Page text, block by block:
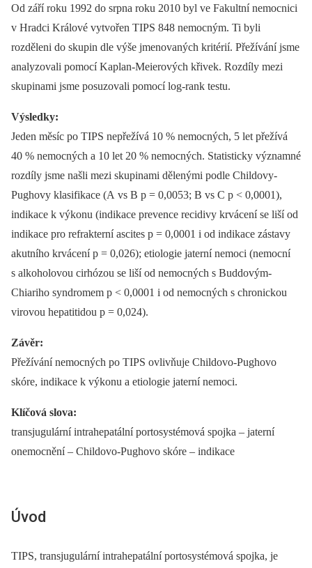
Od září roku 1992 do srpna roku 2010 byl ve Fakultní nemocnici
v Hradci Králové vytvořen TIPS 848 nemocným. Ti byli
rozděleni do skupin dle výše jmenovaných kritérií. Přežívání jsme
analyzovali pomocí Kaplan-Meierových křivek. Rozdíly mezi
skupinami jsme posuzovali pomocí log-rank testu.
Výsledky:
Jeden měsíc po TIPS nepřežívá 10 % nemocných, 5 let přežívá
40 % nemocných a 10 let 20 % nemocných. Statisticky významné
rozdíly jsme našli mezi skupinami dělenými podle Childovy-
Pughovy klasifikace (A vs B p = 0,0053; B vs C p < 0,0001),
indikace k výkonu (indikace prevence recidivy krvácení se liší od
indikace pro refrakterní ascites p = 0,0001 i od indikace zástavy
akutního krvácení p = 0,026); etiologie jaterní nemoci (nemocní
s alkoholovou cirhózou se liší od nemocných s Buddovým-
Chiariho syndromem p < 0,0001 i od nemocných s chronickou
virovou hepatitidou p = 0,024).
Závěr:
Přežívání nemocných po TIPS ovlivňuje Childovo-Pughovo
skóre, indikace k výkonu a etiologie jaterní nemoci.
Klíčová slova:
transjugulární intrahepatální portosystémová spojka –⁠ jaterní
onemocnění –⁠ Childovo-Pughovo skóre –⁠ indikace
Úvod
TIPS, transjugulární intrahepatální portosystémová spojka, je